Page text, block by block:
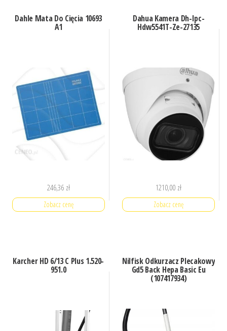
Dahle Mata Do Cięcia 10693
A1
246,36 zł
Zobacz cenę
Dahua Kamera Dh-Ipc-
Hdw5541T-Ze-27135
1210,00 zł
Zobacz cenę
Karcher HD 6/13 C Plus 1.520-
951.0
Nilfisk Odkurzacz Plecakowy
Gd5 Back Hepa Basic Eu
(107417934)